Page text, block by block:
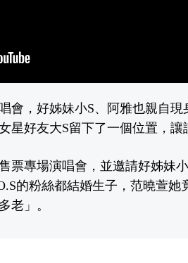
會，好姊妹小S、阿雅也親自
星好友大S留下了一個位置，讓
票專場演唱會，並邀請好姊妹
的粉絲都結婚生子，范曉萱
老」。